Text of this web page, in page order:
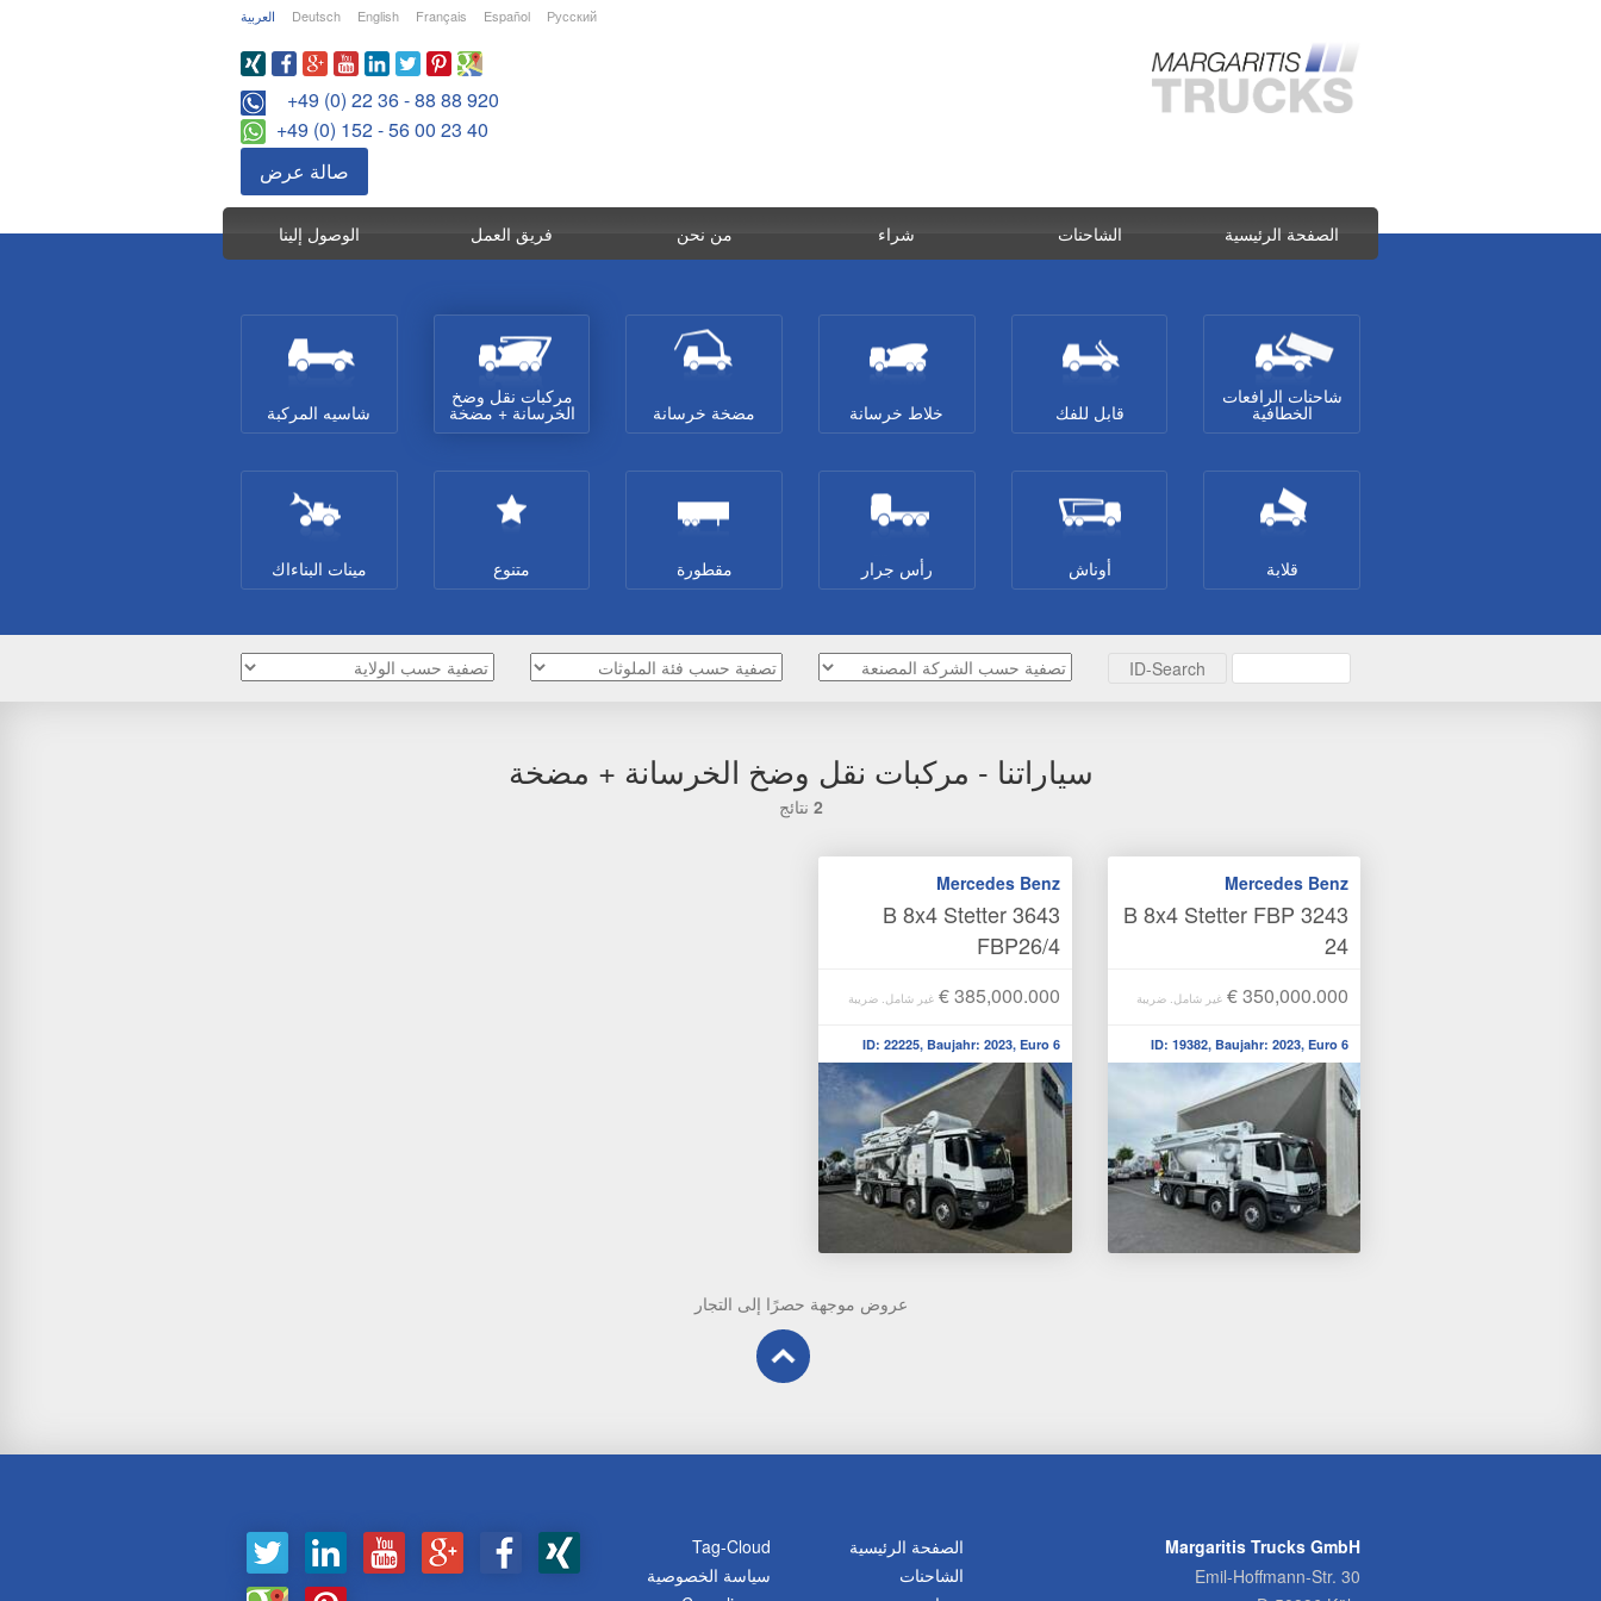
Deutsch English Français Español Русский العربية
+49 (0) 22 36 - 88 88 920
+49 (0) 152 - 56 00 23 40
صالة عرض
الصفحة الرئيسية الشاحنات شراء من نحن فريق العمل الوصول إلينا
شاحنات الرافعات
الخطافية قابل للفك خلاط خرسانة مضخة خرسانة
مركبات نقل وضخ
الخرسانة + مضخة شاسيه المركبة
قلابة أوناش رأس جرار مقطورة متنوع مينات البناءاك
سياراتنا - مركبات نقل وضخ الخرسانة + مضخة
2 نتائج
Mercedes Benz
3243 B 8x4 Stetter FBP
24
€ 350,000.000 غير شامل. ضريبة
ID: 19382, Baujahr: 2023, Euro 6
Mercedes Benz
3643 B 8x4 Stetter
FBP26/4
€ 385,000.000 غير شامل. ضريبة
ID: 22225, Baujahr: 2023, Euro 6
عروض موجهة حصرًا إلى التجار
Margaritis Trucks GmbH
Emil-Hoffmann-Str. 30
الصفحة الرئيسية
الشاحنات
Tag-Cloud
سياسة الخصوصية